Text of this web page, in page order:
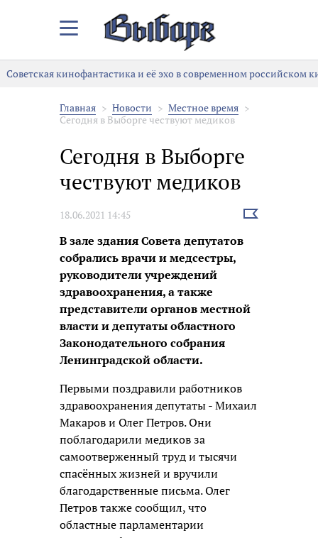
Закрыть/
меню
Советская кинофантастика и её эхо в современном российском
Главная Новости
Местное время
Сегодня в Выборге чествуют медиков
Сегодня в Выборге
чествуют медиков
18.06.2021 14:45
Выбрать
В зале здания Совета депутатов
собрались врачи и медсестры,
руководители учреждений
здравоохранения, а также
представители органов местной
власти и депутаты областного
Законодательного собрания
Ленинградской области.
Первыми поздравили работников
здравоохранения депутаты - Михаил
Макаров и Олег Петров. Они
поблагодарили медиков за
самоотверженный труд и тысячи
спасённых жизней и вручили
благодарственные письма. Олег
Петров также сообщил, что
областные парламентарии